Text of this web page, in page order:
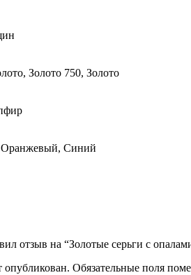
Золото 750, Золото
Оранжевый, Синий
отзыв на “Золотые серьги с
опубликован. Обязательные поля